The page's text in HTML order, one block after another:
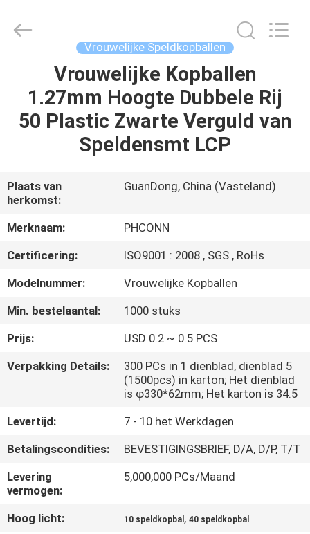
PRODUCTEN
ONGEVEER
ONS
FABRIEKSREIS
KWALITEITSCONTROLE
CONTACTEER
ONS
SITEMAP
PRIVACY
POLICY
Vrouwelijke Speldkopballen
Vrouwelijke Kopballen
1.27mm Hoogte Dubbele Rij
50 Plastic Zwarte Verguld van
Speldensmt LCP
Plaats van
herkomst:
GuanDong, China (Vasteland)
Merknaam:
PHCONN
Certificering:
ISO9001 : 2008 , SGS , RoHs
Modelnummer:
Vrouwelijke Kopballen
Min. bestelaantal:
1000 stuks
Prijs:
USD 0.2 ~ 0.5 PCS
Verpakking Details:
300 PCs in 1 dienblad, dienblad 5
(1500pcs) in karton; Het dienblad
is φ330*62mm; Het karton is 34.5
Levertijd:
7 - 10 het Werkdagen
Betalingscondities:
BEVESTIGINGSBRIEF, D/A, D/P, T/T
Levering
vermogen:
5,000,000 PCs/Maand
Hoog licht: 10 speldkopbal ,40 speldkopbal